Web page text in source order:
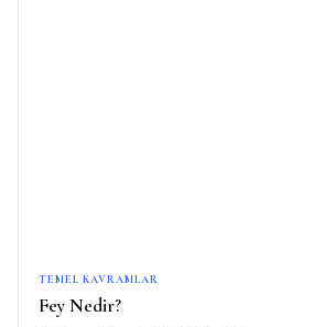
TEMEL KAVRAMLAR
Fey Nedir?